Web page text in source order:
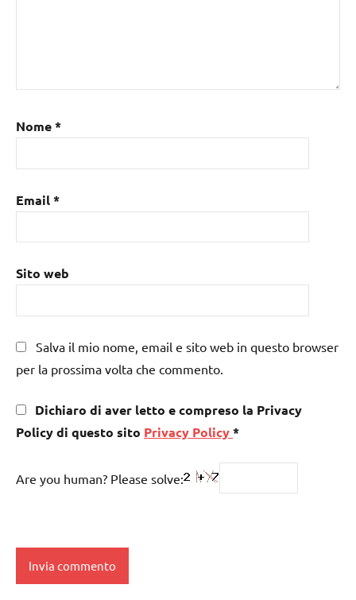
Nome*
Email*
Sito web
Salva il mio nome, email e sito web in questo browser
per la prossima volta che commento.
Dichiaro di aver letto e compreso la Privacy
Policy di questo sito Privacy Policy*
Are you human? Please solve: